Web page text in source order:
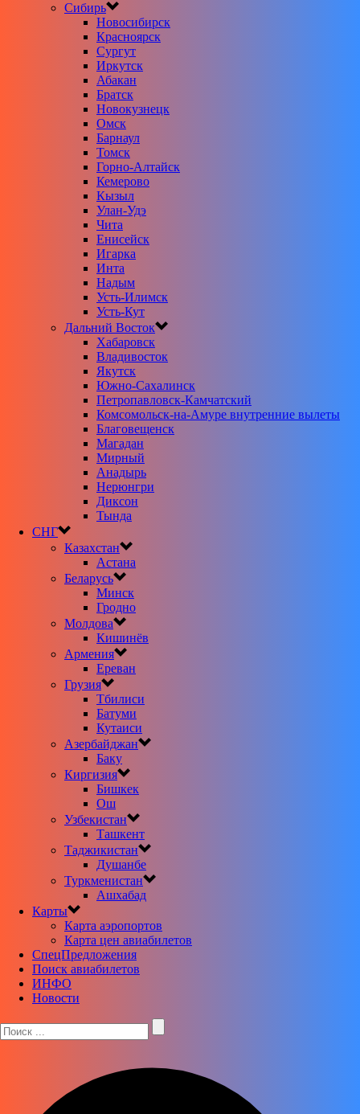
Сибирь
Новосибирск
Красноярск
Сургут
Иркутск
Абакан
Братск
Новокузнецк
Омск
Барнаул
Томск
Горно-Алтайск
Кемерово
Кызыл
Улан-Удэ
Чита
Енисейск
Игарка
Инта
Надым
Усть-Илимск
Усть-Кут
Дальний Восток
Хабаровск
Владивосток
Якутск
Южно-Сахалинск
Петропавловск-Камчатский
Комсомольск-на-Амуре внутренние вылеты
Благовещенск
Магадан
Мирный
Анадырь
Нерюнгри
Диксон
Тында
СНГ
Казахстан
Астана
Беларусь
Минск
Гродно
Молдова
Кишинёв
Армения
Ереван
Грузия
Тбилиси
Батуми
Кутаиси
Азербайджан
Баку
Киргизия
Бишкек
Ош
Узбекистан
Ташкент
Таджикистан
Душанбе
Туркменистан
Ашхабад
Карты
Карта аэропортов
Карта цен авиабилетов
CпецПредложения
Поиск авиабилетов
ИНФО
Новости